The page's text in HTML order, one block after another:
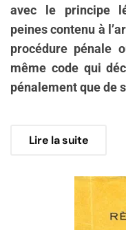
avec le principe
peines contenu à
procédure pénale
même code qui
pénalement que de
Lire la suite